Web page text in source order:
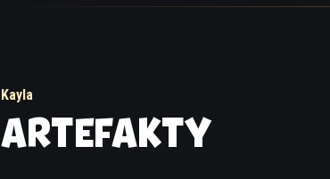
Kayla
ARTEFAKTY